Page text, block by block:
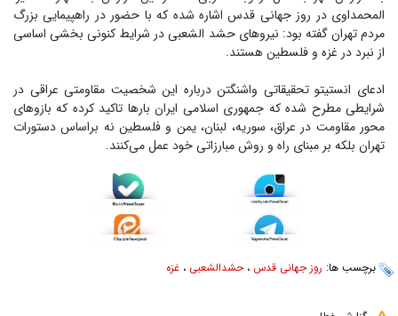
المحمداوی در روز جهانی قدس اشاره شده که با حضور در راهپیمایی بزرگ
مردم تهران گفته بود: نیرو‌های حشد الشعبی در شرایط کنونی بخشی اساسی
از نبرد در غزه و فلسطین هستند.
ادعای انستیتو تحقیقاتی واشنگتن درباره این شخصیت مقاومتی عراقی در
شرایطی مطرح شده که جمهوری اسلامی ایران بار‌ها تاکید کرده که بازو‌های
محور مقاومت در عراق، سوریه، لبنان، یمن و فلسطین نه براساس دستورات
تهران بلکه بر مبنای راه و روش مبارزاتی خود عمل می‌کنند.
برچسب ها: روز جهانی قدس ،حشدالشعبی ، غزه